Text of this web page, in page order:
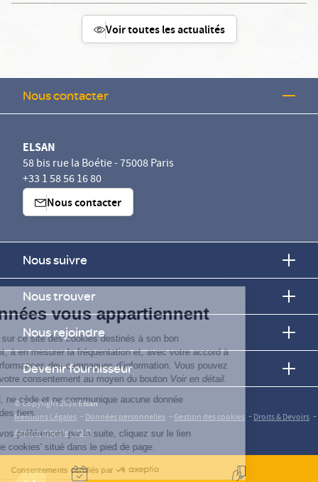
Vos données vous appartiennent
ELSAN utilise sur ce site des cookies destinés à son bon
fonctionnement, à en mesurer la fréquentation et, avec votre accord à
évaluer les performances des campagnes d’information. Vous pouvez
personnaliser votre consentement au moyen du bouton
Voir en détail
Elsan ne vend, ne cède et ne communique aucune donnée
personnelle à des tiers.
Pour modifier vos préférences par la suite, cliquez sur le lien
'Préférences de cookies' situé dans le pied de page.
Consentements certifiés par
Voir toutes les actualités
Nous contacter
ELSAN
58 bis rue la Boétie - 75008 Paris
+33 1 58 56 16 80
Nous contacter
Nous suivre
Nous trouver
Nous rejoindre
Devenir fournisseur
© Copyright 2026Elsan
Mentions Légales -Données personnelles -Gestion des cookies -Droits & Devoirs -
Agence digitale : VOID